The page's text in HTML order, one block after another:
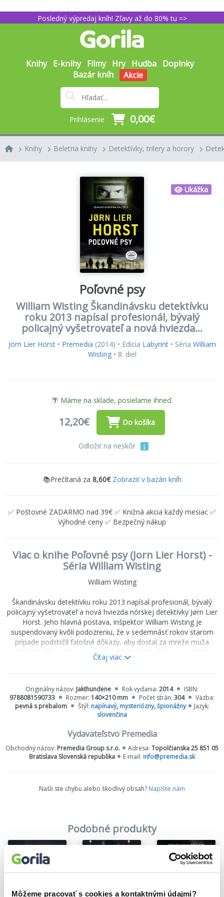
Môžeme pracovať s cookies a kontaktnými údajmi?
Posledný výpredaj kníh! Zľavy až do 80% tu =>
Knihy E-knihy Filmy Hry Hudba Doplnky
Bazár kníh
Akcie
Prihlásenie 0,00€
Knihy Beletria knihy Detektívky, trilery a horory
Ukážka
Poľovné psy
William Wisting Škandinávsku detektívku
roku 2013 napísal profesionál, bývalý
policajný vyšetrovateľ a nová hviezda...
Jorn Lier Horst• Premedia (2014) • Edícia Labyrint• Séria William
Wisting• 8. diel
🌴 Máme na sklade, posielame ihneď.
12,20€ Do košíka
Odložiť na neskôr
📚Prečítaná za 8,60€ Zobraziť v bazári kníh
✅ Poštovné ZADARMO nad 39€ ✅ Knižná akcia každý mesiac ✅
Výhodné ceny ✅ Bezpečný nákup
Viac o knihe Poľovné psy (Jorn Lier Horst) -
Séria William Wisting
William Wisting
Škandinávsku detektívku roku 2013 napísal profesionál, bývalý
policajný vyšetrovateľ a nová hviezda nórskej detektívky Jørn Lier
Horst. Jeho hlavná postava, inšpektor William Wisting je
suspendovaný kvôli podozreniu, že v sedemnásť rokov starom
prípade podstrčil falošné dôkazy, aby dostal za mreže muža
podozrivého z únosu a vraždy mladej ženy. Práve on viedol
vyšetrovanie zmiznutia Cecilie Lindeovej, ktoré bolo stredobodom
Média opäť zacítili krv a Wistingova dcéra Line sa musí rozhodnúť,
či bude pre ňu hlavná práca v bulvárnom denníku, alebo pomôže
Udalosti naberú rýchly spád, keď zmizne ďalšie mladé dievča –
vyšetrovateľov.
V starostlivo vybudovaných napínavých príbehoch autor využíva
umožnil, aby sa vyhol mnohým žánrovým klišé, vďaka čomu sú
Čítaj viac
Originálny názov: Jakthundene Rok vydania: 2014
ISBN:
9788081590733
Rozmer: 140×210 mm Počet strán: 304
Väzba:
pevná s prebalom
Štýl: napínavý, mysteriózny,špionážny
Jazyk:
slovenčina
Vydavateľstvo Premedia
Obchodný názov: Premedia Group s.r.o. Adresa: Topolčianska 25 851 05
Bratislava Slovenská republika
E-mail: info@premedia.sk
Našli ste chybu alebo škodlivý obsah? Napíšte nám
Podobné produkty